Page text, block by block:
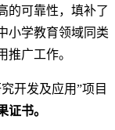
的可靠性，填补了
小学教育领域同类
广工作。
开发及应用”项目
证书。